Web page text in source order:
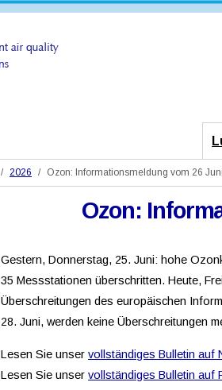
2026 Ozon: Informationsmeldung vom 26
Ozon:
Gestern, Donnerstag, 25. Juni: hohe
35 Messstationen überschritten. Heute,
Überschreitungen des europäischen
28. Juni, werden keine Überschreitungen
Lesen Sie unservollständiges Bulletin auf
Lesen Sie unservollständiges Bulletin auf